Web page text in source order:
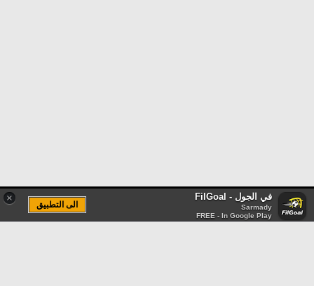
× في الجول - FilGoal
Sarmady
FREE - In Google Play
الى التطبيق